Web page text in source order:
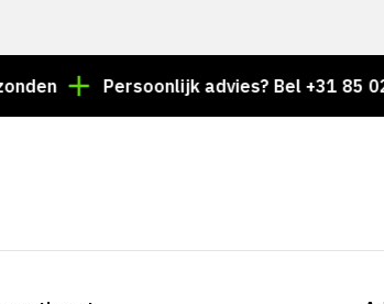
Persoonlijk advies? Bel +31 85 024